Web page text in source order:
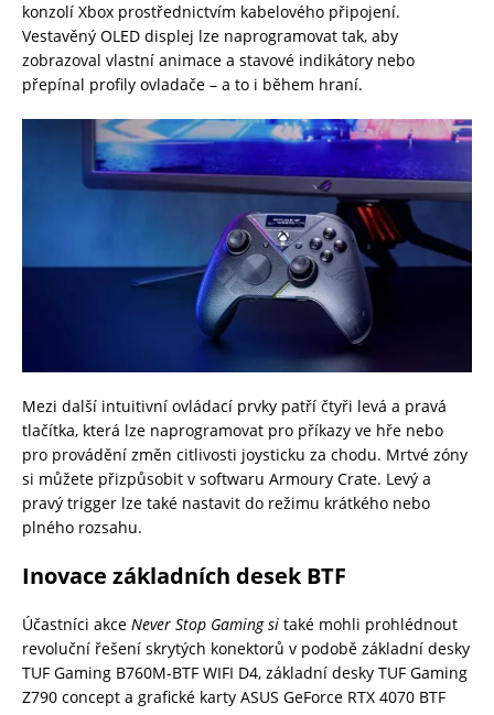
konzolí Xbox prostřednictvím kabelového připojení.
Vestavěný OLED displej lze naprogramovat tak, aby
zobrazoval vlastní animace a stavové indikátory nebo
přepínal profily ovladače – a to i během hraní.
Mezi další intuitivní ovládací prvky patří čtyři levá a pravá
tlačítka, která lze naprogramovat pro příkazy ve hře nebo
pro provádění změn citlivosti joysticku za chodu. Mrtvé zóny
si můžete přizpůsobit v softwaru Armoury Crate. Levý a
pravý trigger lze také nastavit do režimu krátkého nebo
plného rozsahu.
Inovace základních desek BTF
Účastníci akce Never Stop Gaming si také mohli prohlédnout
revoluční řešení skrytých konektorů v podobě základní desky
TUF Gaming B760M-BTF WIFI D4, základní desky TUF Gaming
Z790 concept a grafické karty ASUS GeForce RTX 4070 BTF